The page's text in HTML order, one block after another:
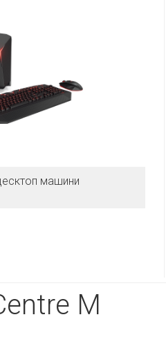
машини
M